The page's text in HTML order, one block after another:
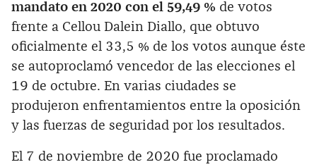
mandato en 2020 con el 59,49 % de votos
frente a Cellou Dalein Diallo, que obtuvo
oficialmente el 33,5 % de los votos aunque éste
se autoproclamó vencedor de las elecciones el
19 de octubre. En varias ciudades se
produjeron enfrentamientos entre la oposición
y las fuerzas de seguridad por los resultados.
El 7 de noviembre de 2020 fue proclamado